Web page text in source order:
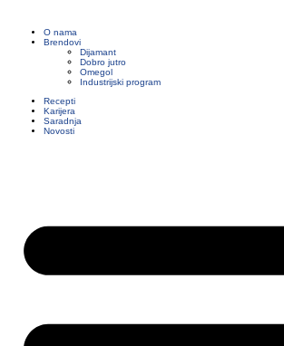
O nama
Brendovi
Dijamant
Dobro jutro
Omegol
Industrijski program
Recepti
Karijera
Saradnja
Novosti